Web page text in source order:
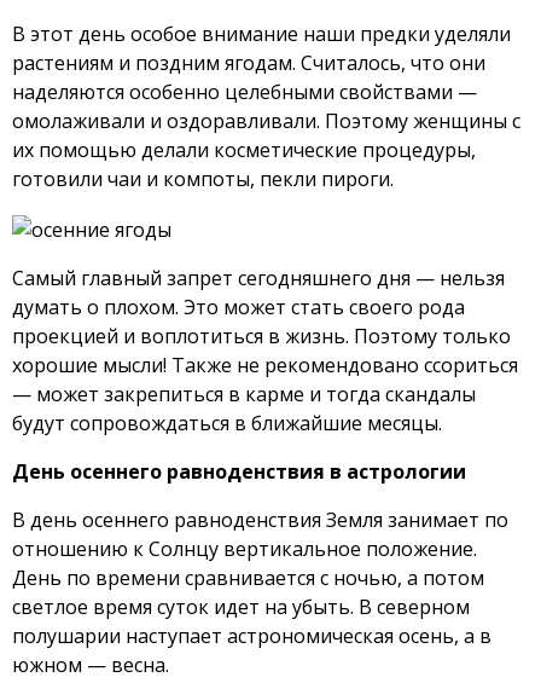
В этот день особое внимание наши предки уделяли
растениям и поздним ягодам. Считалось, что они
наделяются особенно целебными свойствами —
омолаживали и оздоравливали. Поэтому женщины с
их помощью делали косметические процедуры,
готовили чаи и компоты, пекли пироги.
Самый главный запрет сегодняшнего дня — нельзя
думать о плохом. Это может стать своего рода
проекцией и воплотиться в жизнь. Поэтому только
хорошие мысли! Также не рекомендовано ссориться
— может закрепиться в карме и тогда скандалы
будут сопровождаться в ближайшие месяцы.
День осеннего равноденствия в астрологии
В день осеннего равноденствия Земля занимает по
отношению к Солнцу вертикальное положение.
День по времени сравнивается с ночью, а потом
светлое время суток идет на убыть. В северном
полушарии наступает астрономическая осень, а в
южном — весна.